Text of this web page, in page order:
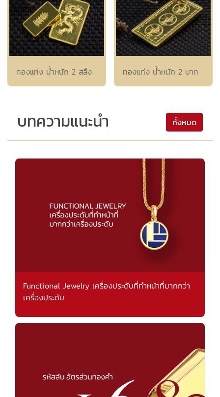
ทองแท่ง น้ำหนัก 2 สลึง ทองแท่ง น้ำหนัก 2 บาท
ทั้งหมด
บทความแนะนำ
Functional Jewelry เครื่องประดับที่ทำหน้าที่มากกว่า
เครื่องประดับ